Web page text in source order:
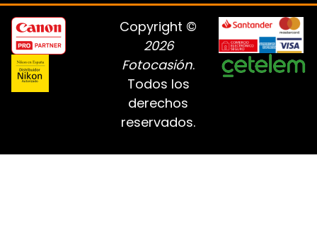
Copyright ©
2026
Fotocasión.
Todos los
derechos
reservados.